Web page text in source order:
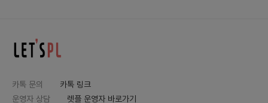
카톡 문의
카톡 링크
운영자 상담
렛플 운영자 바로가기